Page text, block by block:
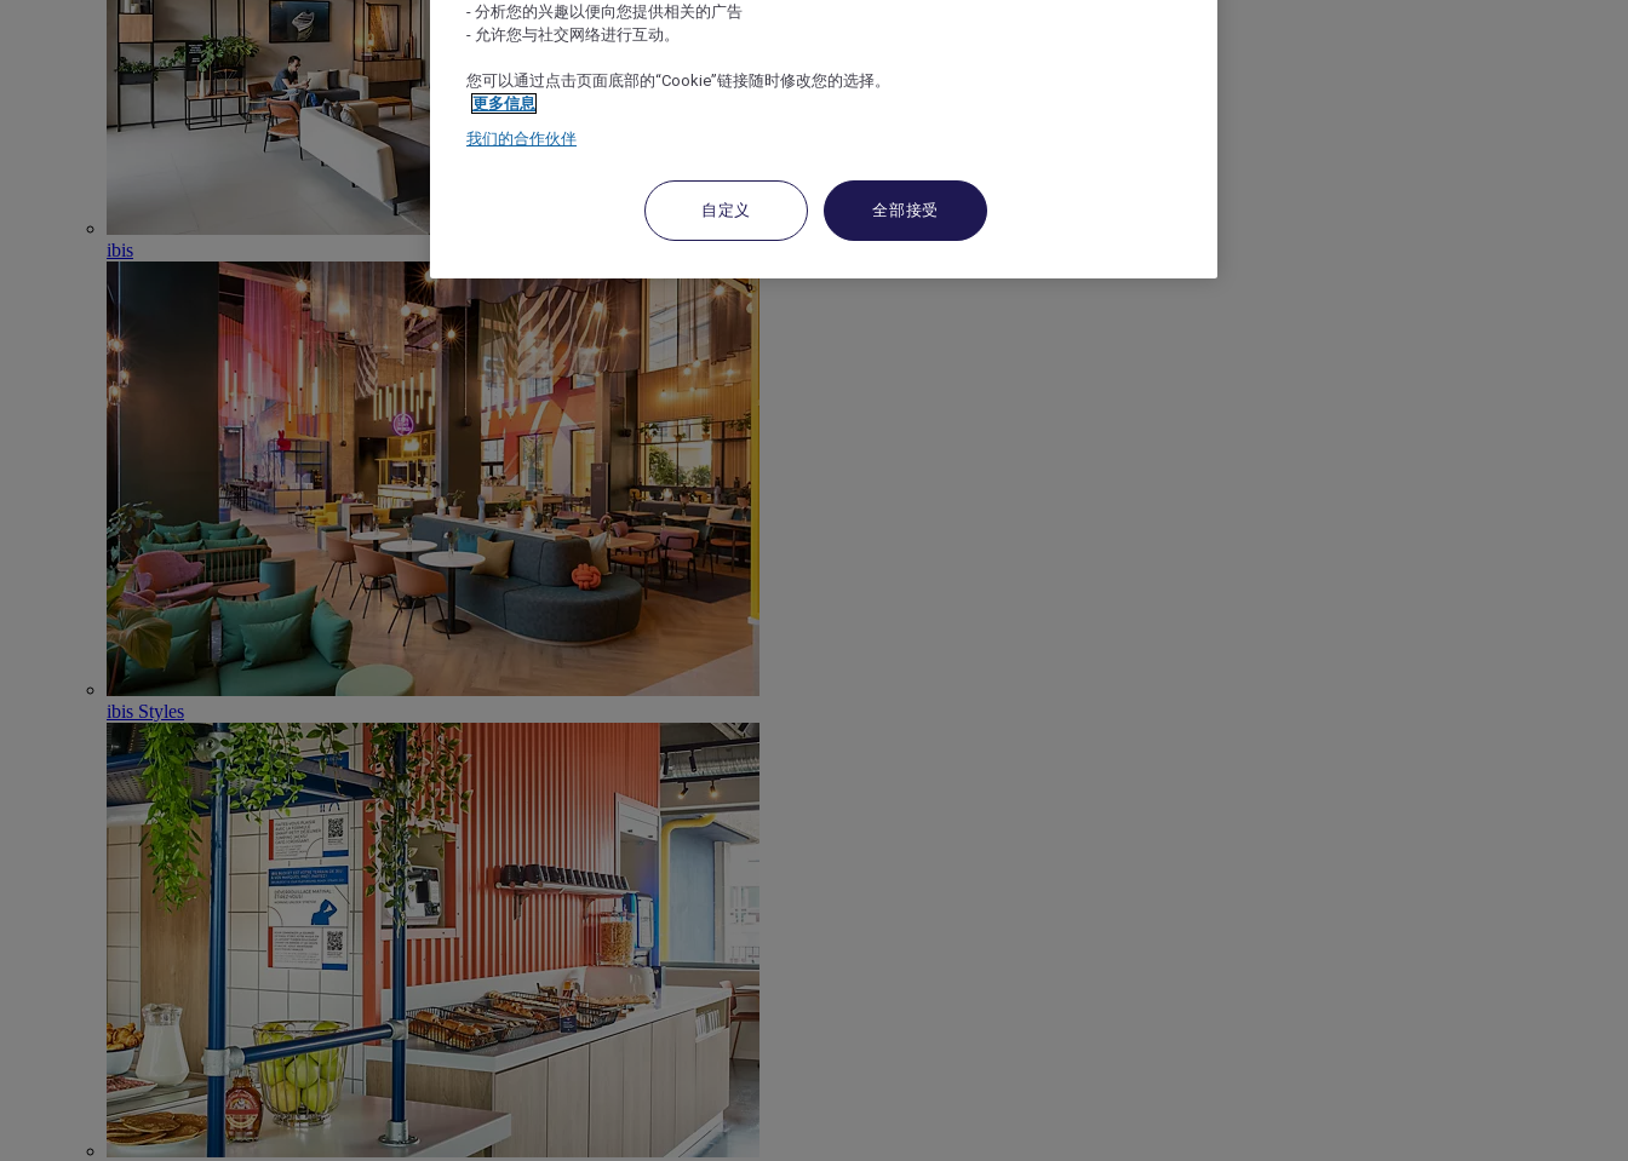
ibis
ibis Styles
- 分析您的兴趣以便向您提供相关的广告
- 允许您与社交网络进行互动。
您可以通过点击页面底部的“Cookie”链接随时修改您的选择。
更多信息
我们的合作伙伴
自定义 全部接受